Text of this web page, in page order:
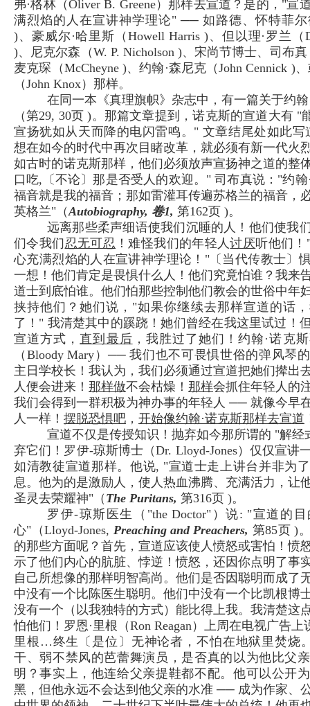
弗·格林（Oliver B. Greene）那样去宣道？是的，"宣
满烈焰的人在宣讲神学理论" ── 如路德、怀特菲尔
)、豪威尔·哈里斯（Howell Harris )、但以理·罗兰（
)、尼克尔森（W. P. Nicholson )、宋尚节博士、司布真
麦克琛（McCheyne )、约翰·森尼克（John Cennick )
（John Knox）那样。
在同一本《真理旗帜》杂志中，有一篇关于约
（第29, 30页 )。那篇文章提到，诺克斯的宣道大有 "
宣扬犹如从天而降的电闪雷鸣。" 文章结尾处如此写
想在如今的时代中再次目睹改革，就必须有新一代火
如古时的诺克斯那样，他们必须放声宣扬神之道的整
口吃,〔不论〕那是否受人的欢迎。" 司布真说："约翰
福音就是我的福音；那如雷灌耳传遍苏格兰的福音，
英格兰"（Autobiography, 卷1, 第162页 )。
远离那些柔声细语使我们沉睡的人！他们使我
们令我们忍无可忍 ！难怪我们的年轻人讨厌听他们
心充满烈焰的人在宣讲神学理论！"〔当代传教士〕
一想！他们肯定是畏惧什么人！他们究竟怕谁？我来
道士到底怕谁。他们怕那些控制他们教会的世俗中年
挟持他们？她们说，"如果你继续去那样宣道的话
了！" 我清楚其中的蹊跷！她们曾经在我这里试过！
宣道方式， 直到最后 ，我胜过了她们！约翰·诺克
（Bloody Mary）── 我们也不可畏惧世俗的弹风琴
主日学校长！我认为，我们必须通过宣道把她们撵出
人便会进来！ 那样做不会枯燥！ 那样会抓住年轻人的
我们会得到一群积极为神办事的年轻人 ── 就像今早
人一样！ 摆脱恐惧吧 ， 开始像约翰·诺克斯那样去宣道
宣道不仅是传授知识！抛弃如今那所谓的 "解经
弃它们！罗伊-琼斯博士（Dr. Lloyd-Jones）仅仅宣讲
如清教徒宣道那样。他说, "宣道士走上讲台并非为
息。他为的是激励人，使人热血沸腾、充满活力，让
圣灵去荣耀神"（ The Puritans, 第316页 )。
罗伊-琼斯医生（"the Doctor"）说: "宣道的
心"（Lloyd-Jones, Preaching and Preachers, 第85页 )
的那些方面呢？首先，宣道应该使人愤怒或害怕！愤
示了他们内心的肮脏、悖逆！愤怒，还因你点明了事
自己所想像的那样明智高尚。他们是否因聪明而成了
中没有一个比陈医生聪明。他们中没有一个比凯根博
没有一个（以我独特的方式）能比得上我。我清楚这
怕他们！罗恩·里根（Ron Reagan）上周在电视广告上
里根…终生〔是位〕无神论者，不怕在地狱里焚烧
干、弱不禁风的芭蕾舞演员，是否真的以为他比父
明？事实上，他连给父亲提鞋都不配。他可以公开
黑，但他永远不会达到他父亲的水准 ── 成为作家、